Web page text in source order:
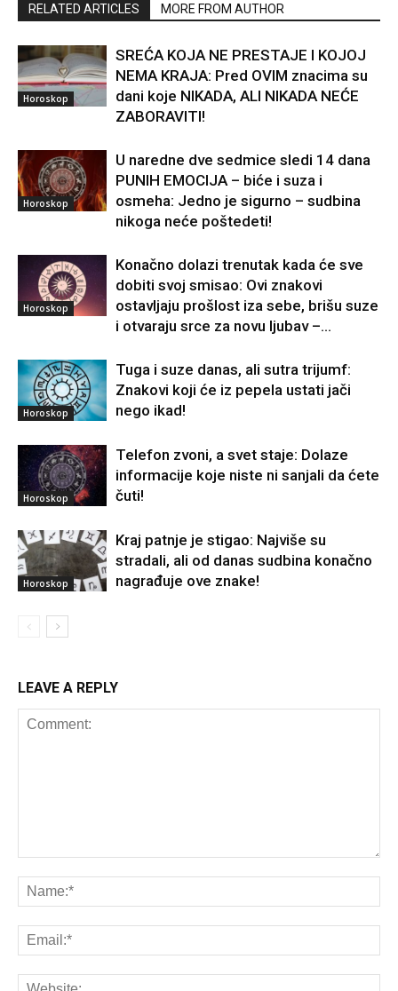
RELATED ARTICLES MORE FROM AUTHOR
Horoskop
SREĆA KOJA NE PRESTAJE I KOJOJ
NEMA KRAJA: Pred OVIM znacima su
dani koje NIKADA, ALI NIKADA NEĆE
ZABORAVITI!
Horoskop
U naredne dve sedmice sledi 14 dana
PUNIH EMOCIJA – biće i suza i
osmeha: Jedno je sigurno – sudbina
nikoga neće poštedeti!
Horoskop
Konačno dolazi trenutak kada će sve
dobiti svoj smisao: Ovi znakovi
ostavljaju prošlost iza sebe, brišu suze
i otvaraju srce za novu ljubav –...
Horoskop
Tuga i suze danas, ali sutra trijumf:
Znakovi koji će iz pepela ustati jači
nego ikad!
Horoskop
Telefon zvoni, a svet staje: Dolaze
informacije koje niste ni sanjali da ćete
čuti!
Horoskop
Kraj patnje je stigao: Najviše su
stradali, ali od danas sudbina konačno
nagrađuje ove znake!
LEAVE A REPLY